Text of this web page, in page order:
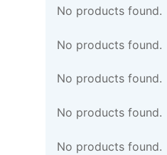
No products found.
No products found.
No products found.
No products found.
No products found.